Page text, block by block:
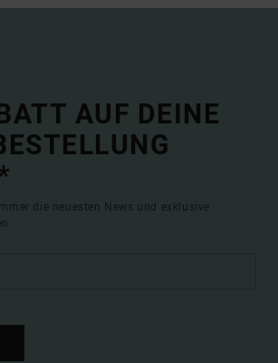
AUF DEINE
die neuesten News und exklusive